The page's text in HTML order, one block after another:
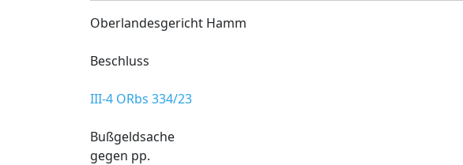
Oberlandesgericht Hamm
Beschluss
III-4 ORbs 334/23
Bußgeldsache
gegen pp.